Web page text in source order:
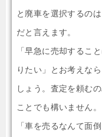
と廃車を選択するの
だと言えます。
「早急に売却するこ
りたい」とお考えな
しょう。査定を頼む
ことでも構いません。
「車を売るなんて面